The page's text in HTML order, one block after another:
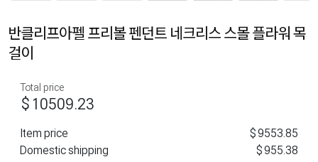
반클리프아펠 프리볼 펜던트 네크리스 스몰 플라워 목
걸이
Total price
$10509.23
Item price
$9553.85
Domestic shipping
$955.38